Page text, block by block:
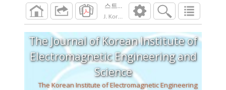
스트립 전송선의 정전용량에 대한 모드정
J. Korean Inst. Electromagn. Eng. Sci.
The Journal of Korean Institute of
Electromagnetic Engineering and
Science
The Korean Institute of Electromagnetic Engineering